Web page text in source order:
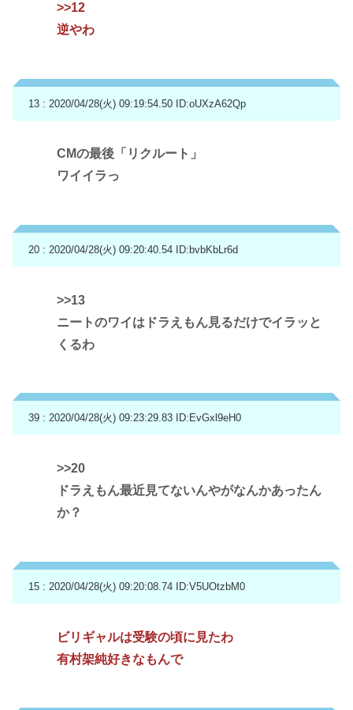
>>12
逆やわ
13 : 2020/04/28(火) 09:19:54.50 ID:oUXzA62Qp
CMの最後「リクルート」
ワイイラっ
20 : 2020/04/28(火) 09:20:40.54 ID:bvbKbLr6d
>>13
ニートのワイはドラえもん見るだけでイラッと
くるわ
39 : 2020/04/28(火) 09:23:29.83 ID:EvGxl9eH0
>>20
ドラえもん最近見てないんやがなんかあったん
か？
15 : 2020/04/28(火) 09:20:08.74 ID:V5UOtzbM0
ビリギャルは受験の頃に見たわ
有村架純好きなもんで